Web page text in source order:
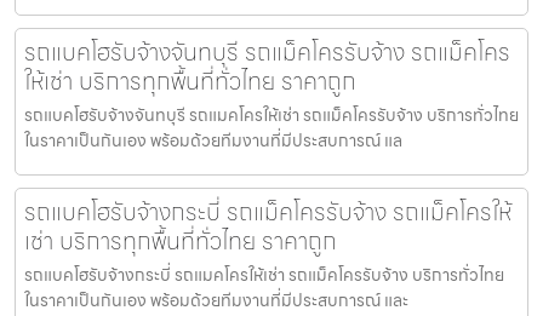
รถแบคโฮรับจ้างจันทบุรี รถแม็คโครรับจ้าง รถแม็คโคร
ให้เช่า บริการทุกพื้นที่ทั่วไทย ราคาถูก
รถแบคโฮรับจ้างจันทบุรี รถแมคโครให้เช่า รถแม็คโครรับจ้าง บริการทั่วไทย
ในราคาเป็นกันเอง พร้อมด้วยทีมงานที่มีประสบการณ์ แล
รถแบคโฮรับจ้างกระบี่ รถแม็คโครรับจ้าง รถแม็คโครให้
เช่า บริการทุกพื้นที่ทั่วไทย ราคาถูก
รถแบคโฮรับจ้างกระบี่ รถแมคโครให้เช่า รถแม็คโครรับจ้าง บริการทั่วไทย
ในราคาเป็นกันเอง พร้อมด้วยทีมงานที่มีประสบการณ์ และ